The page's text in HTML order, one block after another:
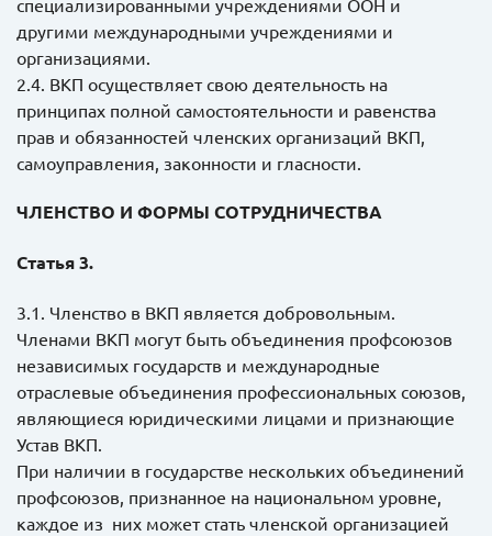
специализированными учреждениями ООН и
другими международными учреждениями и
организациями.
2.4. ВКП осуществляет свою деятельность на
принципах полной самостоятельности и равенства
прав и обязанностей членских организаций ВКП,
самоуправления, законности и гласности.
ЧЛЕНСТВО И ФОРМЫ СОТРУДНИЧЕСТВА
Статья 3.
3.1. Членство в ВКП является добровольным.
Членами ВКП могут быть объединения профсоюзов
независимых государств и международные
отраслевые объединения профессиональных союзов,
являющиеся юридическими лицами и признающие
Устав ВКП.
При наличии в государстве нескольких объединений
профсоюзов, признанное на национальном уровне,
каждое из них может стать членской организацией